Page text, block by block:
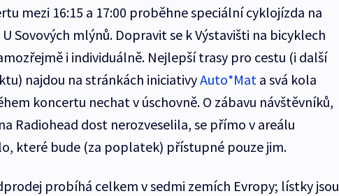
mezi 16:15 a 17:00 proběhne speciální cyklojízda na
U Sovových mlýnů. Dopravit se k Výstavišti na bicyklech
i individuálně. Nejlepší trasy pro cestu (i další
najdou na stránkách iniciativyAuto*Mata svá kola
koncertu nechat v úschovně. O zábavu návštěvníků,
Radiohead dost nerozveselila, se přímo v areálu
které bude (za poplatek) přístupné pouze jim.
probíhá celkem v sedmi zemích Evropy; lístky jsou